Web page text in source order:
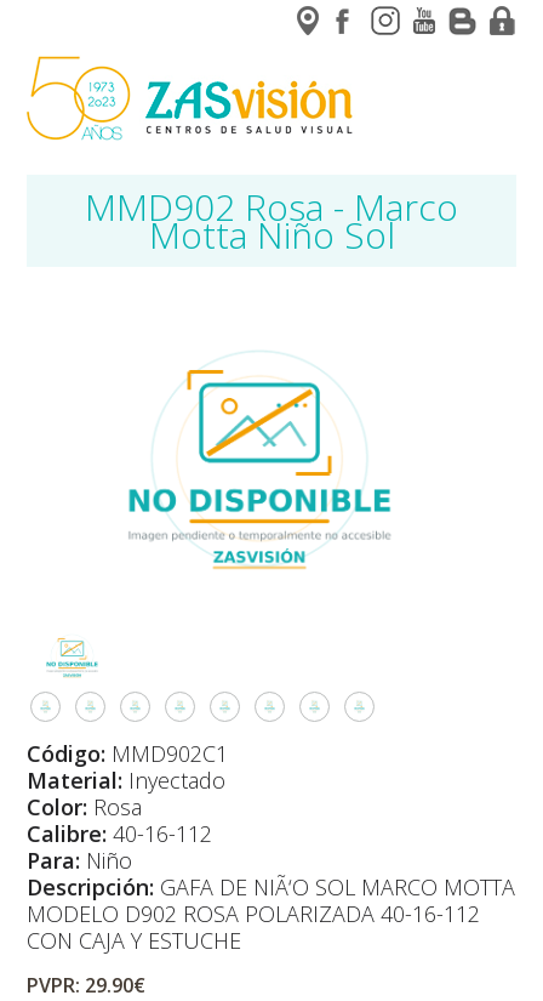
MMD902 Rosa - Marco
Motta Niño Sol
Código: MMD902C1
Material: Inyectado
Color: Rosa
Calibre: 40-16-112
Para: Niño
Descripción: GAFA DE NIÃ‘O SOL MARCO MOTTA
MODELO D902 ROSA POLARIZADA 40-16-112
CON CAJA Y ESTUCHE
PVPR: 29.90€